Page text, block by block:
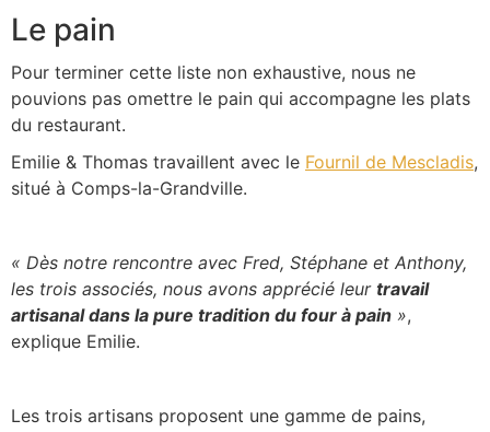
Le pain
Pour terminer cette liste non exhaustive, nous ne
pouvions pas omettre le pain qui accompagne les plats
du restaurant.
Emilie & Thomas travaillent avec le Fournil de Mescladis,
situé à Comps-la-Grandville.
« Dès notre rencontre avec Fred, Stéphane et Anthony,
les trois associés, nous avons apprécié leur travail
artisanal dans la pure tradition du four à pain »,
explique Emilie.
Les trois artisans proposent une gamme de pains,